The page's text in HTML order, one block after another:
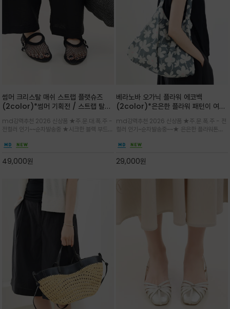
썸머 크리스탈 매쉬 스트랩 플랫슈즈
(2color)*썸머 기획전 / 스트랩 탈착
세한 메쉬 짜임 위로 은은하게 반짝이는
크리스탈 디테일을 더한 플랫슈즈
md강력추천 2026 신상품 ★주.문.대.폭.주 -
전컬러 인기~~순차발송중 ★시크한 블랙 부드러
하게 좋으며 가볍고 시원해 데일리 만능 아이템 /
49,000원
베라노바 오가닉 플라워 에코백
(2color)*은은한 플라워 패턴이 여름
코백
md강력추천 2026 신상품 ★주.문.폭.주 - 전
컬러 인기~순차발송중~~★ 은은한 플라워톤이
고급스럽게 내추럴한 감성의 천연 오가닉 코튼소
해져 완성
29,000원